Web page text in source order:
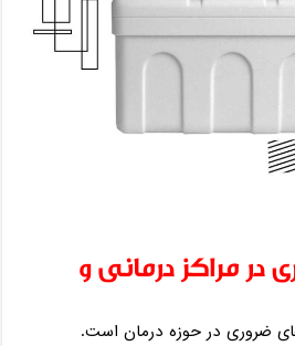
در مراکز درمانی و
ضروری در حوزه درمان است.